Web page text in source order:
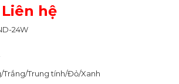
Liên hệ
24W
Trắng/Trung tính/Đỏ/Xanh